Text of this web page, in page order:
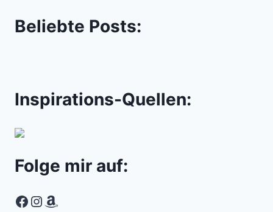
Beliebte Posts:
Inspirations-Quellen:
Folge mir auf:
Facebook
Instagram
Amazon